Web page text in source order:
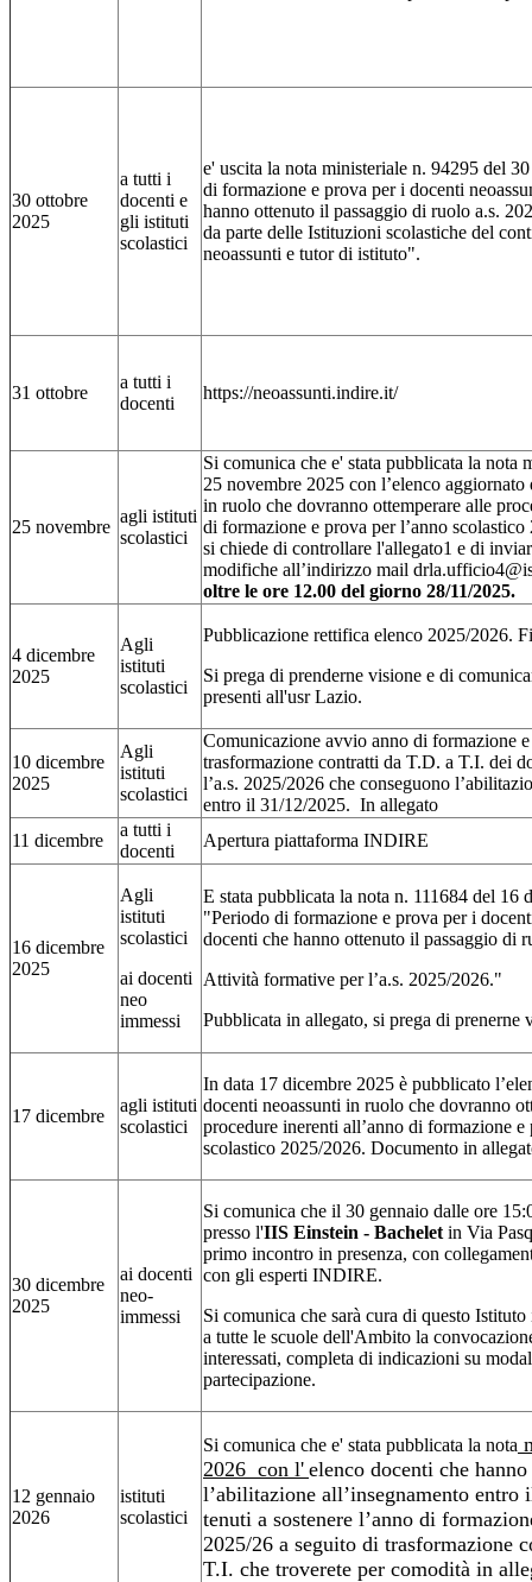
30 ottobre
2025
a tutti i
docenti e
gli istituti
scolastici
e' uscita la nota ministeriale n. 94295 del
di formazione e prova per i docenti
hanno ottenuto il passaggio di ruolo a.s.
da parte delle Istituzioni scolastiche del
neoassunti e tutor di istituto".
31 ottobre
a tutti i
docenti
https://neoassunti.indire.it/
25 novembre
agli istituti
scolastici
Si comunica che e' stata pubblicata la nota
25 novembre 2025 con l’elenco aggiornato
in ruolo che dovranno ottemperare alle
di formazione e prova per l’anno
si chiede di controllare l'allegato1 e di
modifiche all’indirizzo mail
oltre le ore 12.00 del giorno 28/11/2025.
4 dicembre
2025
Agli
istituti
scolastici
Pubblicazione rettifica elenco 2025/2026.
Si prega di prenderne visione e di
presenti all'usr Lazio.
10 dicembre
2025
Agli
istituti
scolastici
Comunicazione avvio anno di formazione
trasformazione contratti da T.D. a T.I. dei
l’a.s. 2025/2026 che conseguono
entro il 31/12/2025. In allegato
11 dicembre
a tutti i
docenti
Apertura piattaforma INDIRE
16 dicembre
2025
Agli
istituti
scolastici
ai docenti
neo
immessi
E stata pubblicata la nota n. 111684 del 16
"Periodo di formazione e prova per i
docenti che hanno ottenuto il passaggio di
Attività formative per l’a.s. 2025/2026."
Pubblicata in allegato, si prega di prenerne
17 dicembre
agli istituti
scolastici
In data 17 dicembre 2025 è pubblicato
docenti neoassunti in ruolo che dovranno
procedure inerenti all’anno di formazione e
scolastico 2025/2026. Documento in
30 dicembre
2025
ai docenti
neo-
immessi
Si comunica che il 30 gennaio dalle ore
presso l'IIS Einstein - Bachelet in Via
primo incontro in presenza, con
con gli esperti INDIRE.
Si comunica che sarà cura di questo
a tutte le scuole dell'Ambito la
interessati, completa di indicazioni su
partecipazione.
12 gennaio
2026
istituti
scolastici
Si comunica che e' stata pubblicata la nota
2026 con l' elenco docenti che
l’abilitazione all’insegnamento entro
tenuti a sostenere l’anno di
2025/26 a seguito di trasformazione
T.I. che troverete per comodità in